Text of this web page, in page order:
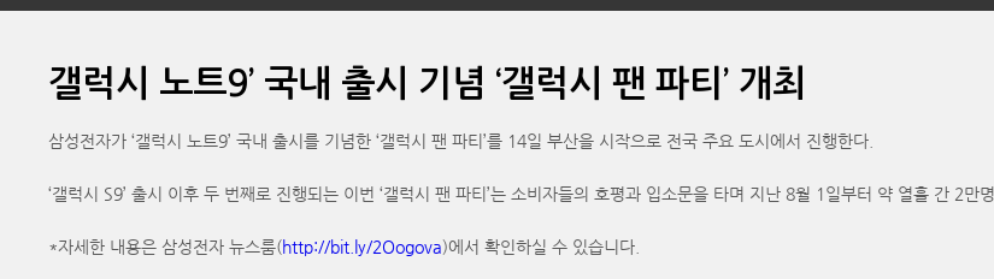
갤럭시 노트9’ 국내 출시 기념 ‘갤럭시 팬 파티’ 개최
삼성전자가 ‘갤럭시 노트9’ 국내 출시를 기념한 ‘갤럭시 팬 파티’를 14일 부산을 시작으로 전국 주요 도시에서 진행한다.
‘갤럭시 S9’ 출시 이후 두 번째로 진행되는 이번 ‘갤럭시 팬 파티’는 소비자들의 호평과 입소문을 타며 지난 8월 1일부터 약 열흘 간 2만
*자세한 내용은 삼성전자 뉴스룸(http://bit.ly/2Oogova)에서 확인하실 수 있습니다.